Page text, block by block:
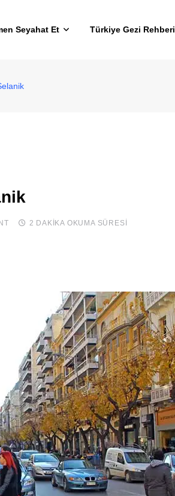
Seyahat Et Türkiye Gezi Rehberi
2 DAKIKA OKUMA SÜRESI